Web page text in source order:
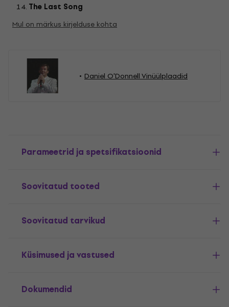
The Last Song
Mul on märkus kirjelduse kohta
Daniel O'Donnell Vinüülplaadid
Parameetrid ja spetsifikatsioonid
Soovitatud tooted
Soovitatud tarvikud
Küsimused ja vastused
Dokumendid